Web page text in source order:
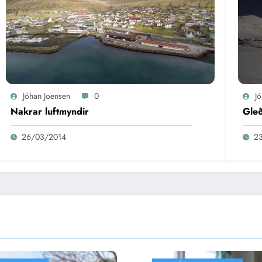
Jóhan Joensen 0
Nakrar luftmyndir
26/03/2014